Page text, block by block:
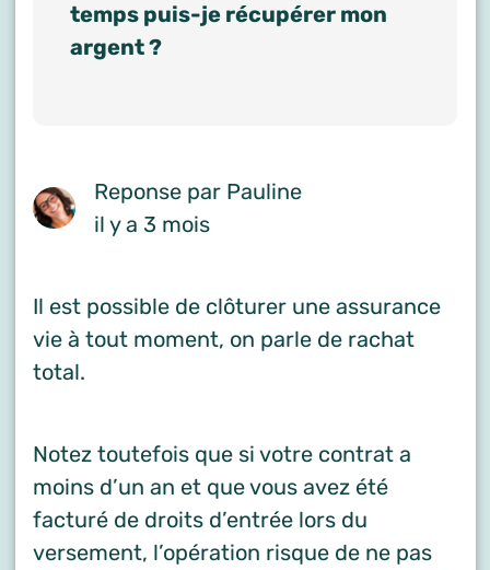
temps puis-je récupérer mon
argent ?
Reponse par Pauline
il y a 3 mois
Il est possible de clôturer une assurance
vie à tout moment, on parle de rachat
total.
Notez toutefois que si votre contrat a
moins d’un an et que vous avez été
facturé de droits d’entrée lors du
versement, l’opération risque de ne pas